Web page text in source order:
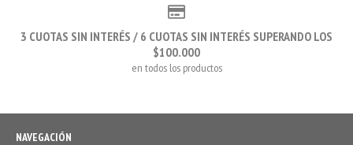
3 CUOTAS SIN INTERÉS / 6 CUOTAS SIN INTERÉS SUPERANDO LOS
$100.000
en todos los productos
NAVEGACIÓN